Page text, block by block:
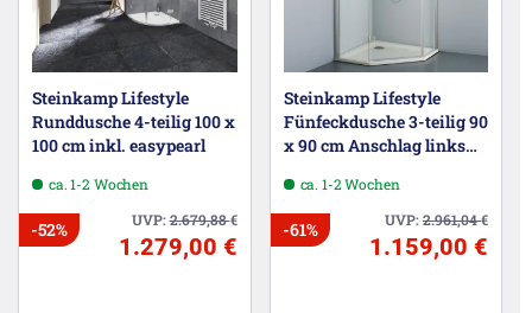
Steinkamp Lifestyle
Runddusche 4-teilig 100 x
100 cm inkl. easypearl
ca. 1-2 Wochen
UVP:2.679,88€
-52%
1.279,00 €
Steinkamp Lifestyle
Fünfeckdusche 3-teilig 90
x 90 cm Anschlag links
ca. 1-2 Wochen
UVP:2.961,04€
-61%
1.159,00 €